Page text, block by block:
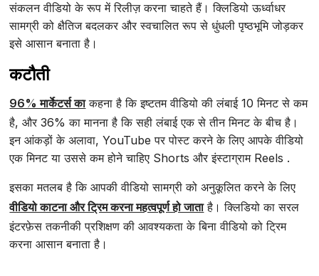
संकलन वीडियो के रूप में रिलीज़ करना चाहते हैं। क्लिडियो ऊर्ध्वाधर
सामग्री को क्षैतिज बदलकर और स्वचालित रूप से धुंधली पृष्ठभूमि जोड़कर
इसे आसान बनाता है।
कटौती
96% मार्केटर्स काकहना है कि इष्टतम वीडियो की लंबाई 10 मिनट से कम
है, और 36% का मानना है कि सही लंबाई एक से तीन मिनट के बीच है।
इन आंकड़ों के अलावा, YouTube पर पोस्ट करने के लिए आपके वीडियो
एक मिनट या उससे कम होने चाहिए Shorts और इंस्टाग्राम Reels .
इसका मतलब है कि आपकी वीडियो सामग्री को अनुकूलित करने के लिए
वीडियो काटना और ट्रिम करना महत्वपूर्ण हो जाताहै। क्लिडियो का सरल
इंटरफ़ेस तकनीकी प्रशिक्षण की आवश्यकता के बिना वीडियो को ट्रिम
करना आसान बनाता है।